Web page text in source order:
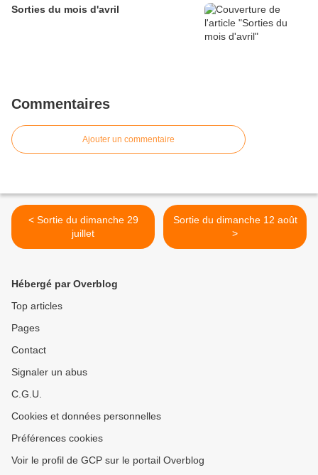
Sorties du mois d'avril
Commentaires
Ajouter un commentaire
< Sortie du dimanche 29
juillet
Sortie du dimanche 12 août
>
Hébergé par Overblog
Top articles
Pages
Contact
Signaler un abus
C.G.U.
Cookies et données personnelles
Préférences cookies
Voir le profil de GCP sur le portail Overblog